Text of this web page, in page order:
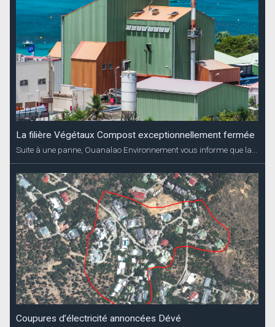
La filière Végétaux Compost exceptionnellement fermée
Suite à une panne, Ouanalao Environnement vous informe que la...
Coupures d’électricité annoncées Dévé